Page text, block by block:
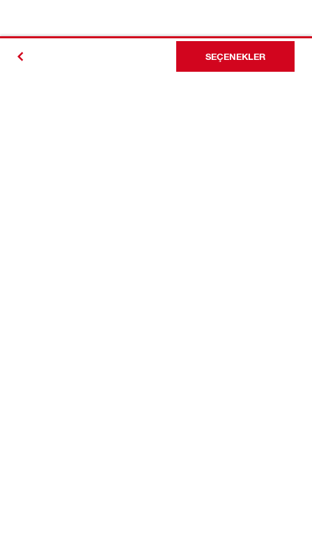
SEÇENEKLER